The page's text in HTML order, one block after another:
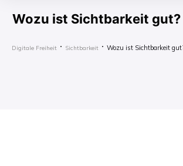
Wozu ist Sichtbarkeit gut?
Digitale Freiheit Sichtbarkeit Wozu ist Sichtbarkeit